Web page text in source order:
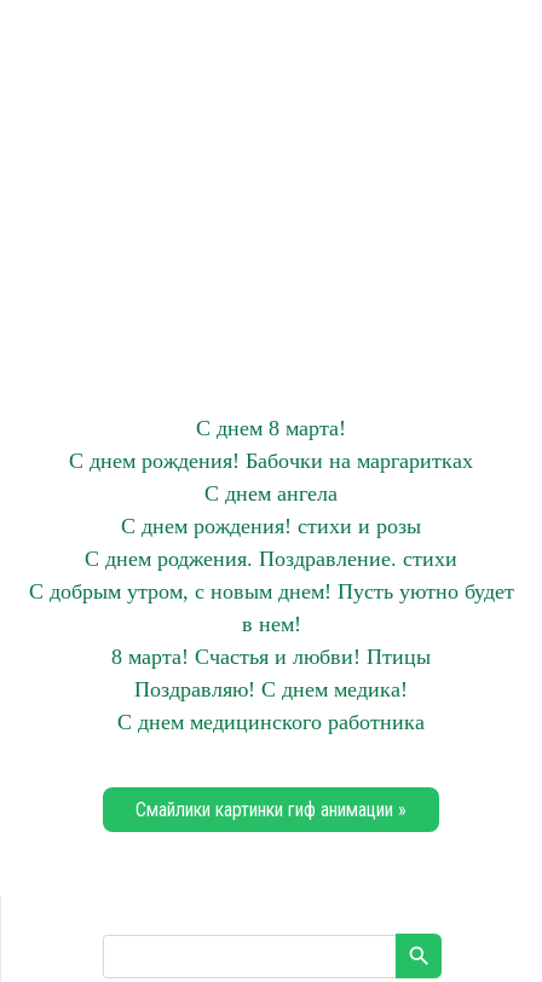
С днем 8 марта!
С днем рождения! Бабочки на маргаритках
С днем ангела
С днем рождения! стихи и розы
С днем роджения. Поздравление. стихи
С добрым утром, с новым днем! Пусть уютно будет
в нем!
8 марта! Счастья и любви! Птицы
Поздравляю! С днем медика!
С днем медицинского работника
Смайлики картинки гиф анимации »